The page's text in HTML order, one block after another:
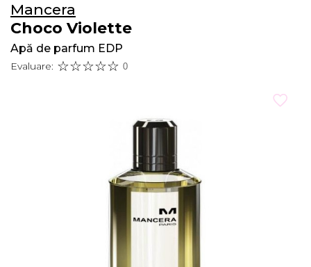
Mancera
Choco Violette
Apă de parfum EDP
Evaluare: 0